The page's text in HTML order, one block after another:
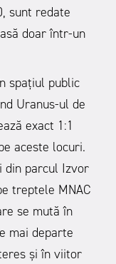
sunt redate
doar într-un
spațiul public
Uranus-ul de
exact 1:1
aceste locuri.
din parcul Izvor
treptele MNAC
se mută în
mai departe
și în viitor